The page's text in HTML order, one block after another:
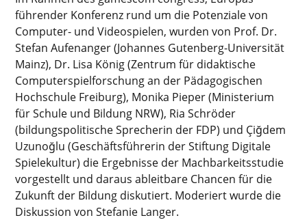
führender Konferenz rund um die Potenziale von
Computer- und Videospielen, wurden von Prof. Dr.
Stefan Aufenanger (Johannes Gutenberg-Universität
Mainz), Dr. Lisa König (Zentrum für didaktische
Computerspielforschung an der Pädagogischen
Hochschule Freiburg), Monika Pieper (Ministerium
für Schule und Bildung NRW), Ria Schröder
(bildungspolitische Sprecherin der FDP) und Çiğdem
Uzunoğlu (Geschäftsführerin der Stiftung Digitale
Spielekultur) die Ergebnisse der Machbarkeitsstudie
vorgestellt und daraus ableitbare Chancen für die
Zukunft der Bildung diskutiert. Moderiert wurde die
Diskussion von Stefanie Langer.